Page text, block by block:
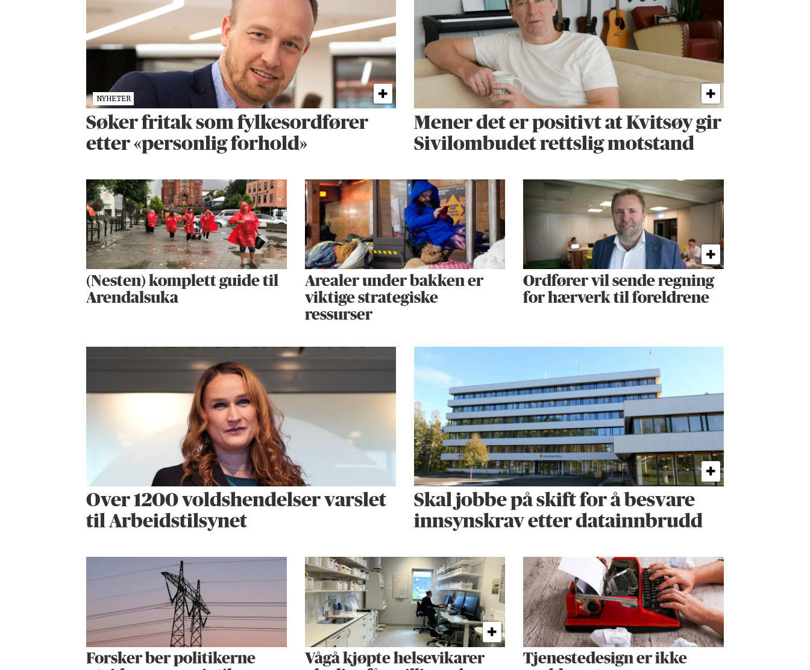
NYHETER
Søker fritak som fylkes­ordfører
etter «personlig forhold»
Mener det er positivt at Kvitsøy gir
Sivilombudet rettslig motstand
(Nesten) komplett guide til
Arendalsuka
Arealer under bakken er
viktige strategiske
ressurser
Ordfører vil sende regning
for hærverk til foreldrene
Over 1200 voldshendelser varslet
til Arbeidstilsynet
Skal jobbe på skift for å besvare
innsynskrav etter datainnbrudd
Forsker ber politikerne
Vågå kjøpte helse­vikarer
Tjenestedesign er ikke